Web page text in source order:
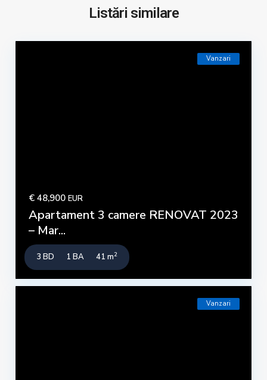
Listări similare
Vanzari
€ 48,900 EUR
Apartament 3 camere RENOVAT 2023
– Mar...
3 BD 1 BA 41 m2
Vanzari